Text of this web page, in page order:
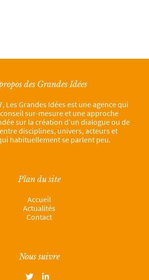
des Grandes Idées
Les Grandes Idées est une agence qui
sur-mesure et une approche
sur la création d’un dialogue ou de
disciplines, univers, acteurs et
habituellement se parlent peu.
Plan du site
Accueil
Actualités
Contact
Nous suivre